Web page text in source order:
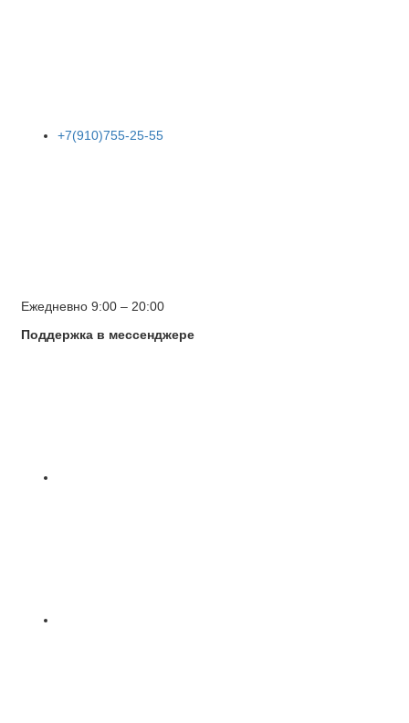
+7(910)755-25-55
Ежедневно 9:00 – 20:00
Поддержка в мессенджере